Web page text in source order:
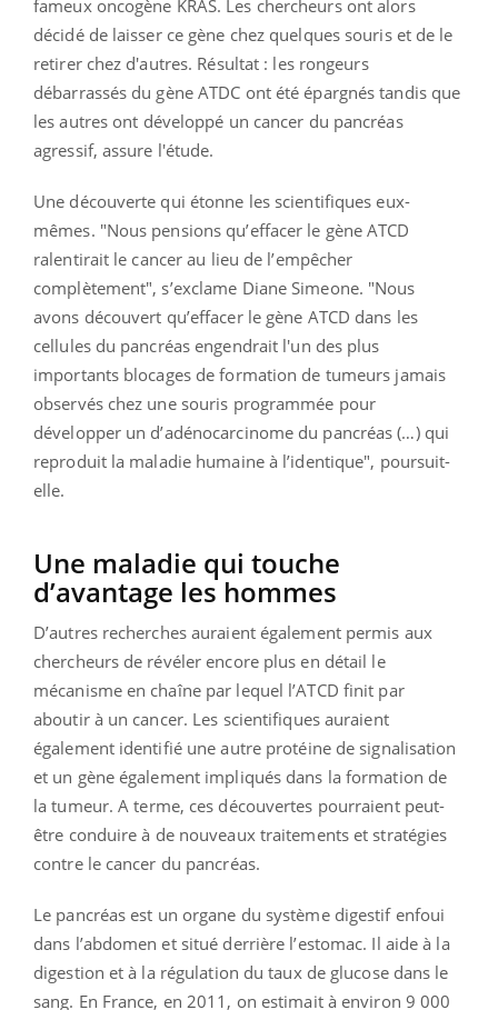
fameux oncogène KRAS. Les chercheurs ont alors
décidé de laisser ce gène chez quelques souris et de le
retirer chez d'autres. Résultat : les rongeurs
débarrassés du gène ATDC ont été épargnés tandis que
les autres ont développé un cancer du pancréas
agressif, assure l'étude.
Une découverte qui étonne les scientifiques eux-
mêmes. "Nous pensions qu’effacer le gène ATCD
ralentirait le cancer au lieu de l’empêcher
complètement", s’exclame Diane Simeone. "Nous
avons découvert qu’effacer le gène ATCD dans les
cellules du pancréas engendrait l'un des plus
importants blocages de formation de tumeurs jamais
observés chez une souris programmée pour
développer un d’adénocarcinome du pancréas (…) qui
reproduit la maladie humaine à l’identique", poursuit-
elle.
Une maladie qui touche
d’avantage les hommes
D’autres recherches auraient également permis aux
chercheurs de révéler encore plus en détail le
mécanisme en chaîne par lequel l’ATCD finit par
aboutir à un cancer. Les scientifiques auraient
également identifié une autre protéine de signalisation
et un gène également impliqués dans la formation de
la tumeur. A terme, ces découvertes pourraient peut-
être conduire à de nouveaux traitements et stratégies
contre le cancer du pancréas.
Le pancréas est un organe du système digestif enfoui
dans l’abdomen et situé derrière l’estomac. Il aide à la
digestion et à la régulation du taux de glucose dans le
sang. En France, en 2011, on estimait à environ 9 000